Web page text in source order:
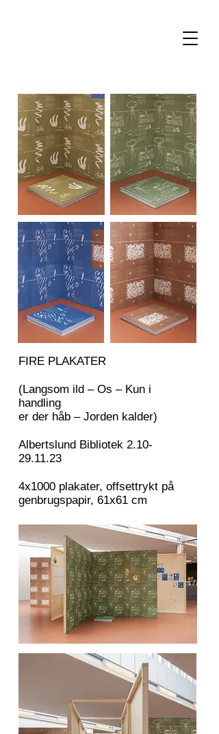
FIRE PLAKATER
(Langsom ild – Os – Kun i
handling
er der håb – Jorden kalder)
Albertslund Bibliotek 2.10-
29.11.23
4x1000 plakater, offsettrykt på
genbrugspapir, 61x61 cm